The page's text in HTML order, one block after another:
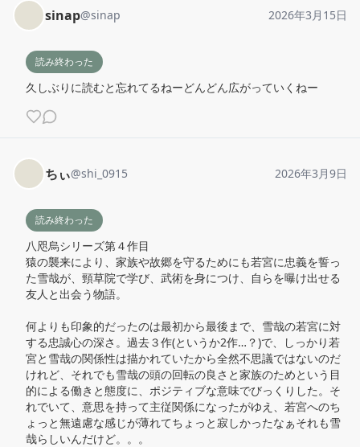
sinap@sinap 2026年3月15日
読み終わった
久しぶりに読むと忘れてるねーどんどん広がっていくねー
ちぃ@shi_0915 2026年3月9日
読み終わった
八咫烏シリーズ第４作目
猿の襲来により、家族や故郷を守るためにも若宮に忠義を誓っ
た雪哉が、頸草院で学び、武術を身につけ、自らを曝け出せる
友人と出会う物語。
何よりも印象的だったのは最初から最後まで、雪哉の若宮に対
する忠誠心の深さ。過去３作(というか2作…？)で、しっかり若
宮と雪哉の関係性は描かれていたから全然不思議ではないのだ
けれど、それでも雪哉の頭の回転の良さと家族のためという目
的による働きと態度に、ポジティブな意味でびっくりした。そ
れでいて、意思を持って主従関係になったがゆえ、若宮へのち
ょっと無遠慮な感じが薄れてちょっと寂しかったなぁそれも雪
哉らしいんだけど。。。